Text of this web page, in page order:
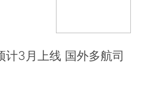
计3月上线 国外多航司